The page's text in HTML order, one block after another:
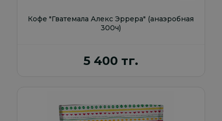
Кофе "Гватемала Алекс Эррера" (анаэробная
300ч)
5 400 тг.